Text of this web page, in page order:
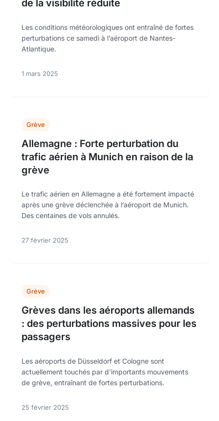
de la visibilité réduite
Les conditions météorologiques ont entraîné de fortes
perturbations ce samedi à l’aéroport de Nantes-
Atlantique.
1 mars 2025
Grève
Allemagne : Forte perturbation du
trafic aérien à Munich en raison de la
grève
Le trafic aérien en Allemagne a été fortement impacté
après une grève déclenchée à l’aéroport de Munich.
Des centaines de vols annulés.
27 février 2025
Grève
Grèves dans les aéroports allemands
: des perturbations massives pour les
passagers
Les aéroports de Düsseldorf et Cologne sont
actuellement touchés par d'importants mouvements
de grève, entraînant de fortes perturbations.
25 février 2025